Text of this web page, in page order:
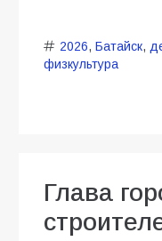
2026, Батайск,
физкультура
Глава